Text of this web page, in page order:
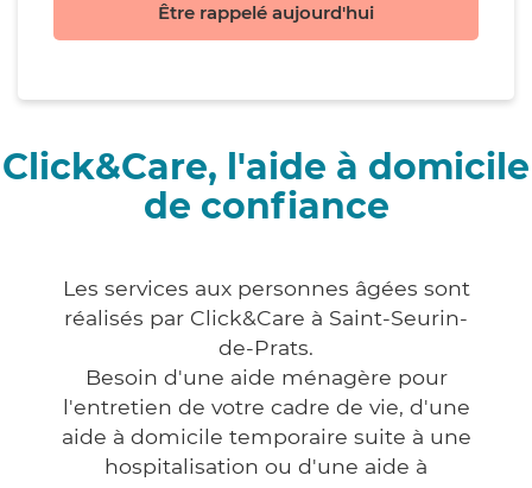
Être rappelé aujourd'hui
Click&Care, l'aide à domicile
de confiance
Les services aux personnes âgées sont
réalisés par Click&Care à Saint-Seurin-
de-Prats.
Besoin d'une aide ménagère pour
l'entretien de votre cadre de vie, d'une
aide à domicile temporaire suite à une
hospitalisation ou d'une aide à